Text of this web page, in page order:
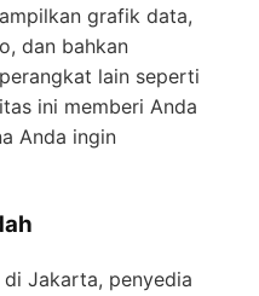
grafik data,
dan bahkan
lain seperti
ini memberi Anda
Anda ingin
Jakarta, penyedia